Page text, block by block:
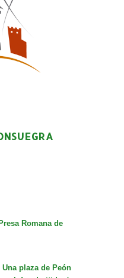
Romana de
plaza de Peón